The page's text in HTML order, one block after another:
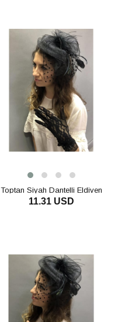
Toptan Siyah Dantelli Eldiven
Vualet Nikah Şapkası
11.31 USD